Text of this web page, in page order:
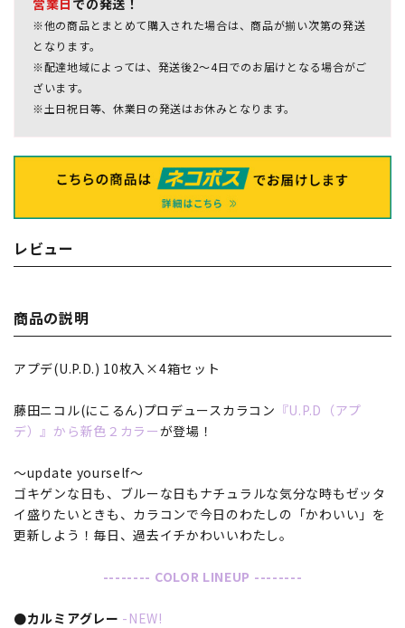
営業日 での発送！
※他の商品とまとめて購入された場合は、商品が揃い次第の発送
となります。
※配達地域によっては、発送後2～4日でのお届けとなる場合がご
ざいます。
※土日祝日等、休業日の発送はお休みとなります。
レビュー
商品の説明
アプデ(U.P.D.) 10枚入×4箱セット
藤田ニコル(にこるん)プロデュースカラコン 『U.P.D（アプ
デ）』から新色２カラーが登場！
～update yourself～
ゴキゲンな日も、ブルーな日もナチュラルな気分な時もゼッタ
イ盛りたいときも、カラコンで今日のわたしの「かわいい」を
更新しよう！毎日、過去イチかわいいわたし。
-------- COLOR LINEUP --------
●カルミアグレー -NEW!